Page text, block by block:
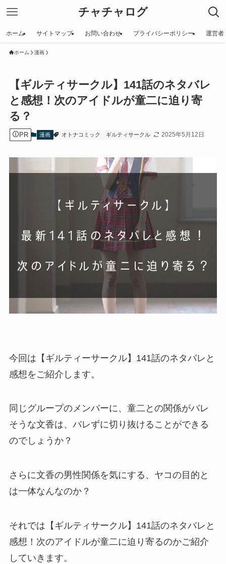
チャチャログ
ホーム サイトマップ お問い合わせ プライバシーポリシー 運営者
ホーム 漫画
【ギルティサークル】141話のネタバレ
と感想！次のアイドルが童二に迫り寄
る？
PR 漫画 オトナコミック ギルティサークル 2025年5月12日
今回は【ギルティーサークル】141話のネタバレと
感想をご紹介します。
同じグループのメンバーに、童二との関係がバレ
そうな文香は、バレずに切り抜けることができる
のでしょうか？
さらに文香の男性関係を気にする、ヤコの目的と
は一体なんなのか？
それでは【ギルティサークル】141話のネタバレと
感想！次のアイドルが童二に迫り寄るのかご紹介
していきます。